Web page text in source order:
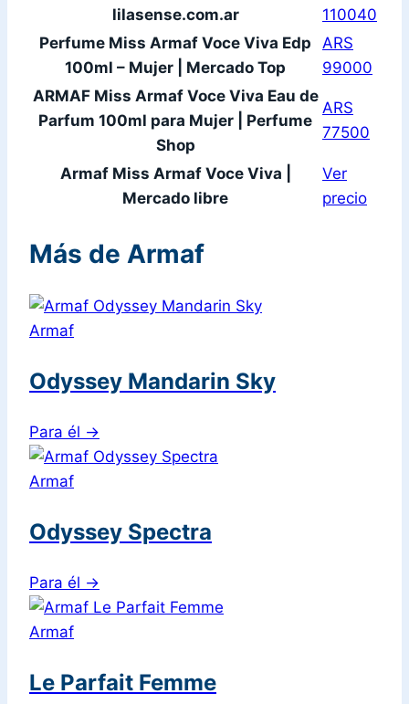
lilasense.com.ar
110040
Perfume Miss Armaf Voce Viva Edp
100ml – Mujer | Mercado Top
ARS
99000
ARMAF Miss Armaf Voce Viva Eau de
Parfum 100ml para Mujer | Perfume
Shop
ARS
77500
Armaf Miss Armaf Voce Viva |
Mercado libre
Ver
precio
Más de Armaf
Armaf
Odyssey Mandarin Sky
Para él →
Armaf
Odyssey Spectra
Para él →
Armaf
Le Parfait Femme